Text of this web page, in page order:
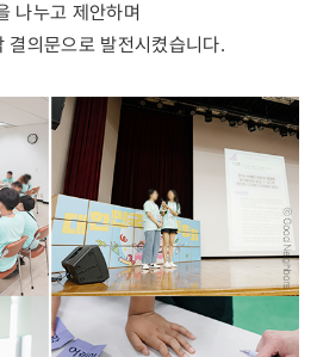
나누고 제안하며
결의문으로 발전시켰습니다.